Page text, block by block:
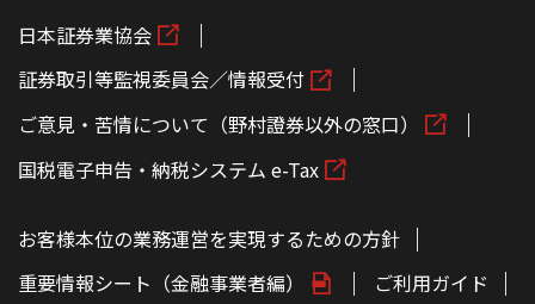
日本証券業協会
証券取引等監視委員会／情報受付
ご意見・苦情について（野村證券以外の窓口）
国税電子申告・納税システム e-Tax
お客様本位の業務運営を実現するための方針
重要情報シート（金融事業者編）
ご利用ガイド